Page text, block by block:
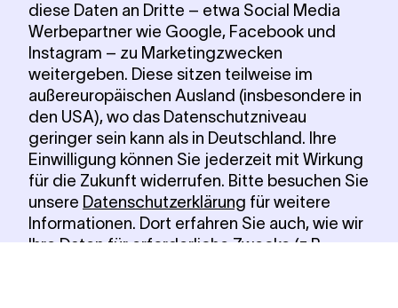
diese Daten an Dritte – etwa Social Media
Werbepartner wie Google, Facebook und
Instagram – zu Marketingzwecken
weitergeben. Diese sitzen teilweise im
außereuropäischen Ausland (insbesondere in
den USA), wo das Datenschutzniveau
geringer sein kann als in Deutschland. Ihre
Einwilligung können Sie jederzeit mit Wirkung
für die Zukunft widerrufen. Bitte besuchen Sie
unsere Datenschutzerklärung für weitere
Informationen. Dort erfahren Sie auch, wie wir
Ihre Daten für erforderliche Zwecke (z.B.